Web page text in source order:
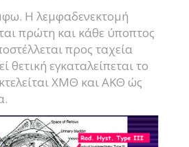
Η λεμφαδενεκτομή
πρώτη και κάθε ύποπτος
προς ταχεία
θετική εγκαταλείπεται το
ΧΜΘ και ΑΚΘ ώς